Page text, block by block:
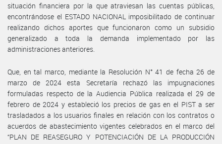
situación financiera por la que atraviesan las cuentas públicas,
encontrándose el ESTADO NACIONAL imposibilitado de continuar
realizando dichos aportes que funcionaron como un subsidio
generalizado a toda la demanda implementado por las
administraciones anteriores.
Que, en tal marco, mediante la Resolución N° 41 de fecha 26 de
marzo de 2024 esta Secretaría rechazó las impugnaciones
formuladas respecto de la Audiencia Pública realizada el 29 de
febrero de 2024 y estableció los precios de gas en el PIST a ser
trasladados a los usuarios finales en relación con los contratos o
acuerdos de abastecimiento vigentes celebrados en el marco del
“PLAN DE REASEGURO Y POTENCIACIÓN DE LA PRODUCCIÓN